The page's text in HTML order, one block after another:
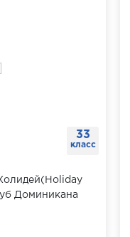
33
класс
Доминикана